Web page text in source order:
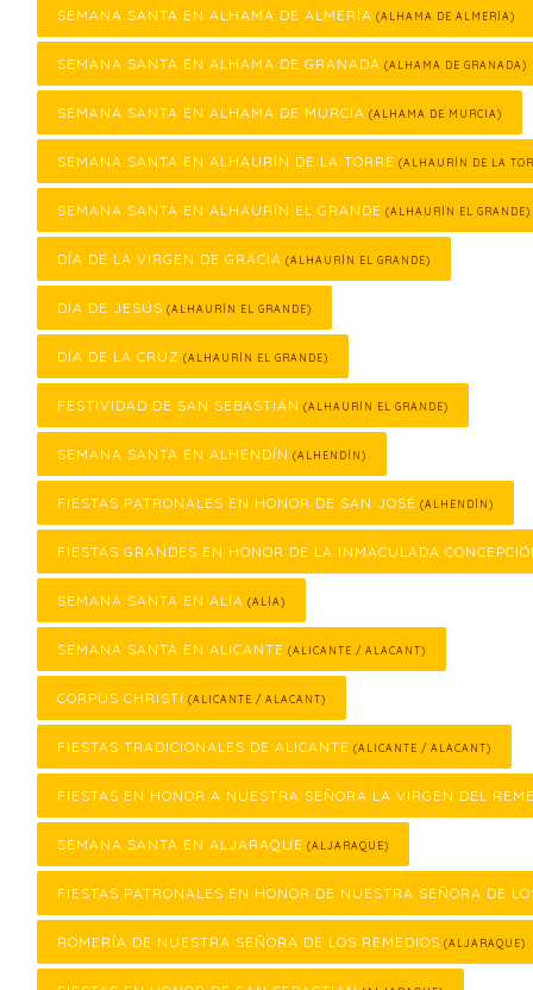
SEMANA SANTA EN ALHAMA DE ALMERÍA (ALHAMA DE ALMERÍA)
SEMANA SANTA EN ALHAMA DE GRANADA (ALHAMA DE GRANADA)
SEMANA SANTA EN ALHAMA DE MURCIA (ALHAMA DE MURCIA)
SEMANA SANTA EN ALHAURÍN DE LA TORRE (ALHAURÍN DE LA
SEMANA SANTA EN ALHAURÍN EL GRANDE (ALHAURÍN EL GRANDE)
DÍA DE LA VIRGEN DE GRACIA (ALHAURÍN EL GRANDE)
DÍA DE JESÚS (ALHAURÍN EL GRANDE)
DÍA DE LA CRUZ (ALHAURÍN EL GRANDE)
FESTIVIDAD DE SAN SEBASTIÁN (ALHAURÍN EL GRANDE)
SEMANA SANTA EN ALHENDÍN (ALHENDÍN)
FIESTAS PATRONALES EN HONOR DE SAN JOSÉ (ALHENDÍN)
FIESTAS GRANDES EN HONOR DE LA INMACULADA
SEMANA SANTA EN ALÍA (ALÍA)
SEMANA SANTA EN ALICANTE (ALICANTE / ALACANT)
CORPUS CHRISTI (ALICANTE / ALACANT)
FIESTAS TRADICIONALES DE ALICANTE (ALICANTE / ALACANT)
FIESTAS EN HONOR A NUESTRA SEÑORA LA VIRGEN DEL
SEMANA SANTA EN ALJARAQUE (ALJARAQUE)
FIESTAS PATRONALES EN HONOR DE NUESTRA SEÑORA DE
ROMERÍA DE NUESTRA SEÑORA DE LOS REMEDIOS (ALJARAQUE)